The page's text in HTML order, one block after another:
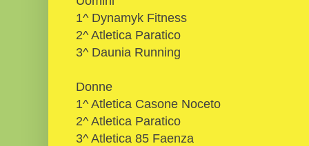
1^ Dynamyk Fitness
2^ Atletica Paratico
3^ Daunia Running
Donne
1^ Atletica Casone Noceto
2^ Atletica Paratico
3^ Atletica 85 Faenza